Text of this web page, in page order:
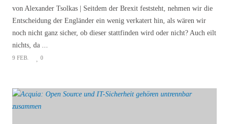
von Alexander Tsolkas | Seitdem der Brexit feststeht, nehmen wir die
Entscheidung der Engländer ein wenig verkatert hin, als wären wir
noch nicht ganz sicher, ob dieser stattfinden wird oder nicht? Auch eilt
nichts, da ...
9 FEB. 0